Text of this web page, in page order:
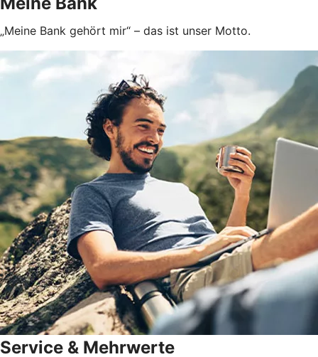
„Meine Bank gehört mir“ – das ist unser Motto.
Service & Mehrwerte